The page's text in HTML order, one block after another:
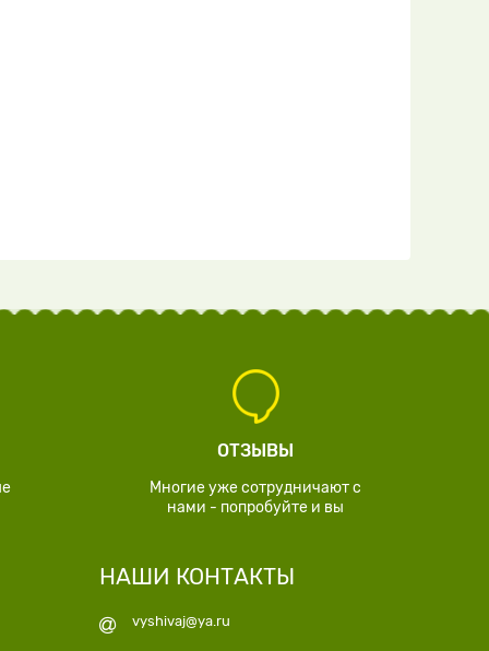
ОТЗЫВЫ
Многие уже сотрудничают с
нами - попробуйте и вы
НАШИ КОНТАКТЫ
vyshivaj@ya.ru